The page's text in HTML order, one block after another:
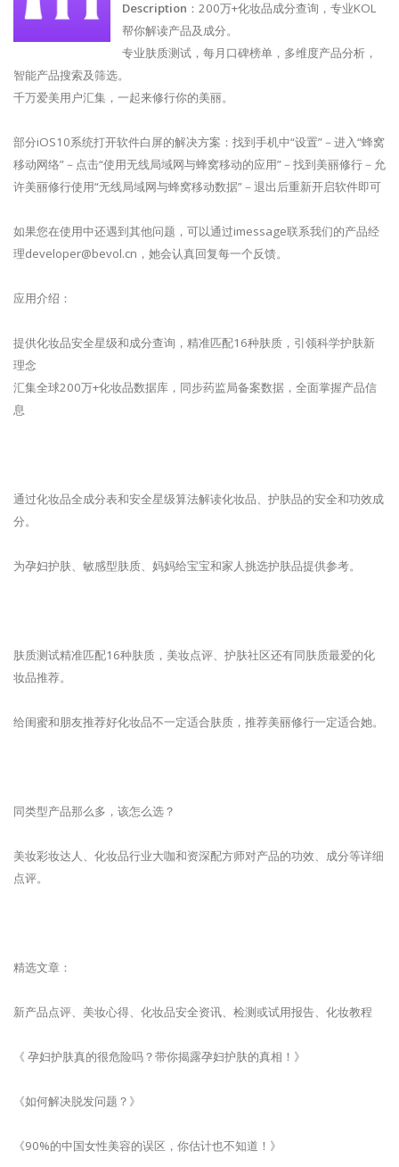
Description ：200万+化妆品成分查询，专业KOL
帮你解读产品及成分。
专业肤质测试，每月口碑榜单，多维度产品分析，
智能产品搜索及筛选。
千万爱美用户汇集，一起来修行你的美丽。
部分iOS10系统打开软件白屏的解决方案：找到手机中“设置”－进入“蜂窝
移动网络”－点击“使用无线局域网与蜂窝移动的应用”－找到美丽修行－允
许美丽修行使用“无线局域网与蜂窝移动数据”－退出后重新开启软件即可
如果您在使用中还遇到其他问题，可以通过imessage联系我们的产品经
理developer@bevol.cn ，她会认真回复每一个反馈。
应用介绍：
提供化妆品安全星级和成分查询，精准匹配16种肤质，引领科学护肤新
理念
汇集全球200万+化妆品数据库，同步药监局备案数据，全面掌握产品信
息
通过化妆品全成分表和安全星级算法解读化妆品、护肤品的安全和功效成
分。
为孕妇护肤、敏感型肤质、妈妈给宝宝和家人挑选护肤品提供参考。
肤质测试精准匹配16种肤质，美妆点评、护肤社区还有同肤质最爱的化
妆品推荐。
给闺蜜和朋友推荐好化妆品不一定适合肤质，推荐美丽修行一定适合她。
同类型产品那么多，该怎么选？
美妆彩妆达人、化妆品行业大咖和资深配方师对产品的功效、成分等详细
点评。
精选文章：
新产品点评、美妆心得、化妆品安全资讯、检测或试用报告、化妆教程
《 孕妇护肤真的很危险吗？带你揭露孕妇护肤的真相！》
《如何解决脱发问题？》
《90%的中国女性美容的误区，你估计也不知道！》